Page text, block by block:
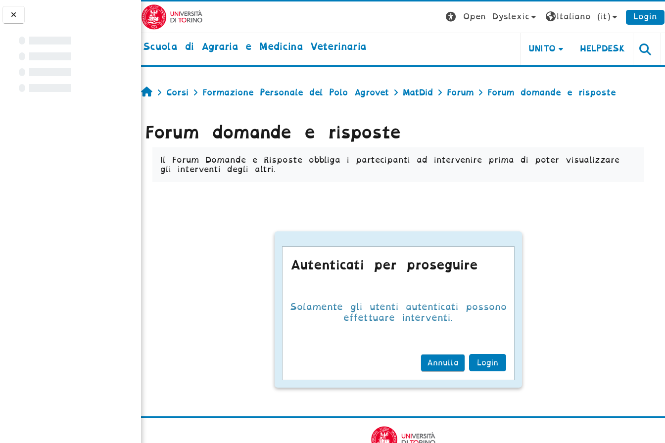
Vai al contenuto principale
Open Dyslexic
Italiano ‎(it)‎ Login
Scuola di Agraria e Medicina Veterinaria UNITO HELPDESK
Home
Corsi Formazione Personale del Polo Agrovet MatDid Forum Forum domande e risposte
Forum domande e risposte
Il Forum Domande e Risposte obbliga i partecipanti ad intervenire prima di poter visualizzare
gli interventi degli altri.
Autenticati per proseguire
Solamente gli utenti autenticati possono
effettuare interventi.
Annulla Login